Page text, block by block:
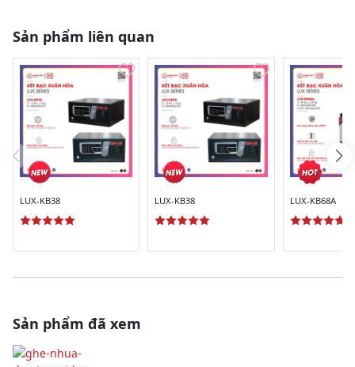
Sản phẩm liên quan
LUX-KB38 LUX-KB38 LUX-KB68A
Sản phẩm đã xem